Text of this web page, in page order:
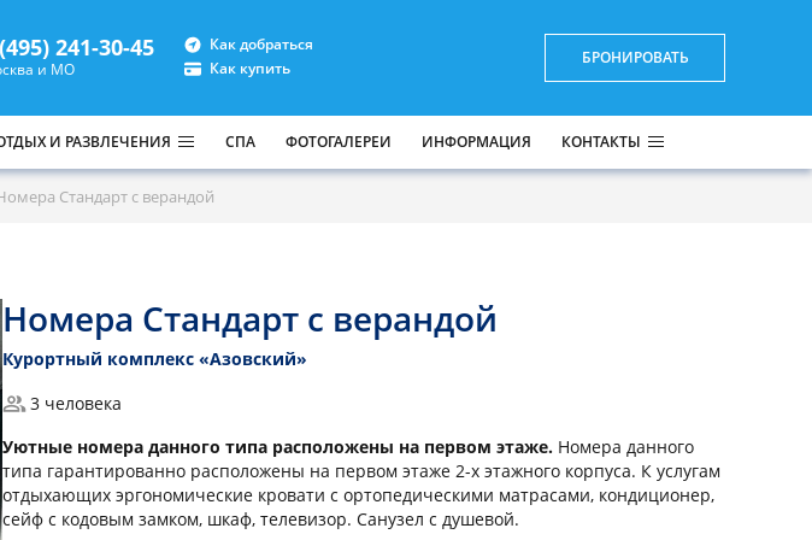
241-30-45
и МО
Как добраться
Как купить
БРОНИРОВАТЬ
И РАЗВЛЕЧЕНИЯ СПА ФОТОГАЛЕРЕИ ИНФОРМАЦИЯ КОНТАКТЫ
Стандарт с верандой
Номера Стандарт с верандой
Курортный комплекс «Азовский»
3 человека
Уютные номера данного типа расположены на первом этаже. Номера данного
типа гарантированно расположены на первом этаже 2-х этажного корпуса. К услугам
отдыхающих эргономические кровати с ортопедическими матрасами, кондиционер,
сейф с кодовым замком, шкаф, телевизор. Санузел с душевой.